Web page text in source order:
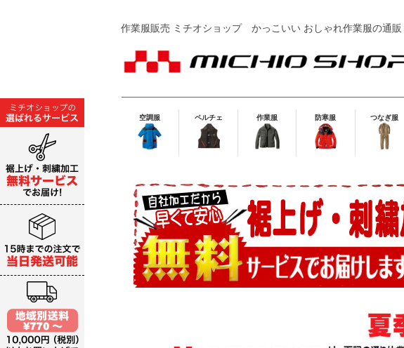
作業服販売 ミチオショップかっこいい おしゃれ作業服の通販
空調服 ペルチェ 作業服 防寒服 つなぎ服